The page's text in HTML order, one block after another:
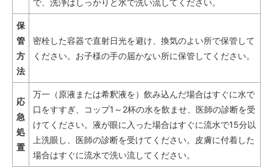
で、洗浄はしっかりと水で洗い流してください。
保
管
方
法
密栓した容器で直射日光を避け、換気のよい所で保管して
ください。お子様の手の届かない所に保管してください。
応
急
処
置
万一（原液または希釈液を）飲み込んだ場合はすぐに水で
口をすすぎ、コップ1～2杯の水を飲ませ、医師の診断を受
けてください。液が眼に入った場合はすぐに流水で15分以
上洗眼し、医師の診断を受けてください。皮膚に付着した
場合はすぐに流水で洗い流してください。